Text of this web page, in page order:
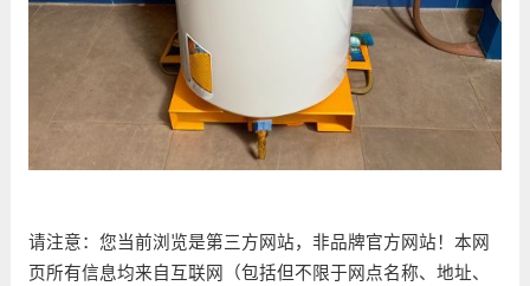
请注意：您当前浏览是第三方网站，非品牌官方网站！本网
页所有信息均来自互联网（包括但不限于网点名称、地址、